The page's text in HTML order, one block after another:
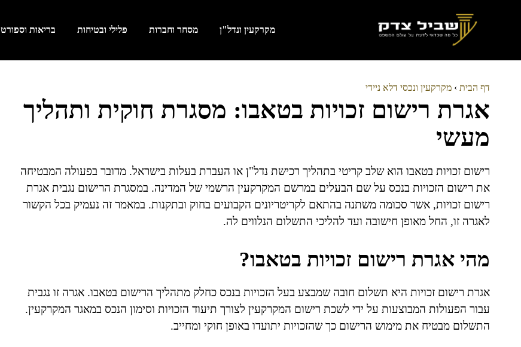
מקרקעין ונדל"ן מסחר וחברות פלילי ובטיחות בריאות וספורט
דף הבית › מקרקעין ונכסי דלא ניידי
אגרת רישום זכויות בטאבו: מסגרת חוקית ותהליך
מעשי
רישום זכויות בטאבו הוא שלב קריטי בתהליך רכישת נדל"ן או העברת בעלות בישראל. מדובר בפעולה המבטיחה
את רישום הזכויות בנכס על שם הבעלים במרשם המקרקעין הרשמי של המדינה. במסגרת הרישום נגבית אגרת
רישום זכויות, אשר סכומה משתנה בהתאם לקריטריונים הקבועים בחוק ובתקנות. במאמר זה נעמיק בכל הקשור
לאגרה זו, החל מאופן חישובה ועד להליכי התשלום הנלווים לה.
מהי אגרת רישום זכויות בטאבו?
אגרת רישום זכויות היא תשלום חובה שמבצע בעל הזכויות בנכס כחלק מתהליך הרישום בטאבו. אגרה זו נגבית
עבור הפעולות המבוצעות על ידי לשכת רישום המקרקעין לצורך תיעוד הזכויות וסימון הנכס במאגר המקרקעין.
התשלום מבטיח את מימוש הרישום כך שהזכויות יתועדו באופן חוקי ומחייב.